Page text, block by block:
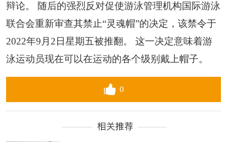
辩论。 随后的强烈反对促使游泳管理机构国际游泳
联合会重新审查其禁止“灵魂帽”的决定，该禁令于
2022年9月2日星期五被推翻。 这一决定意味着游
泳运动员现在可以在运动的各个级别戴上帽子。
0